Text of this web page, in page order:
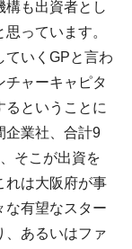
構も出資者とし
っています。
ていくGPと言わ
チャーキャピタ
るということに
企業社、合計9
そこが出資を
れは大阪府が事
な有望なスター
、あるいはファ